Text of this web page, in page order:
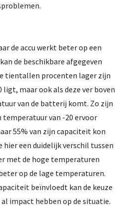
de accu werkt beter op een
de beschikbare afgegeven
tientallen procenten lager zijn
maar ook als deze ver boven
van de batterij komt. Zo zijn
temperatuur van -20 ervoor
55% van zijn capaciteit kon
hier een duidelijk verschil tussen
met de hoge temperaturen
op de lage temperaturen.
beïnvloedt kan de keuze
impact hebben op de situatie.